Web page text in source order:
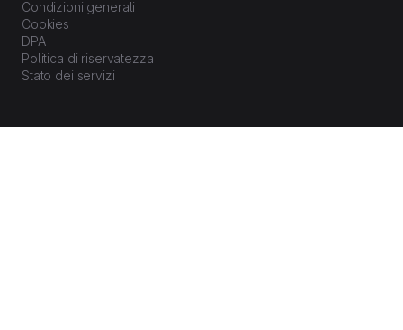
Condizioni generali
Cookies
DPA
Politica di riservatezza
Stato dei servizi